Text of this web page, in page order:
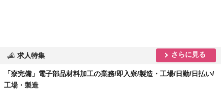
求人特集 さらに見る
「寮完備」電子部品材料加工の業務/即入寮/製造・工場/日勤/日払い/
工場・製造